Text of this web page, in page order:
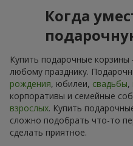
Когда
Купить подарочные
любому празднику.
рождения, юбилеи, свадьбы,
корпоративы и семейные
взрослых. Купить
сложно подобрать что-то
сделать приятное.